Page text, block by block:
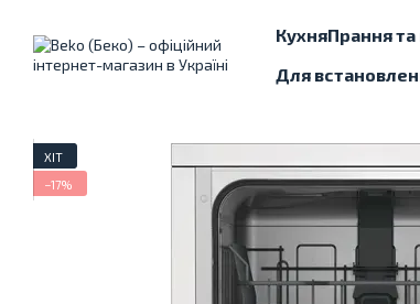
КухняПрання
Для
ХІТ
−17%